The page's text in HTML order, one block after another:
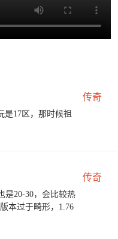
传奇
是17区，那时候祖
传奇
是20-30，会比较热
本过于畸形，1.76